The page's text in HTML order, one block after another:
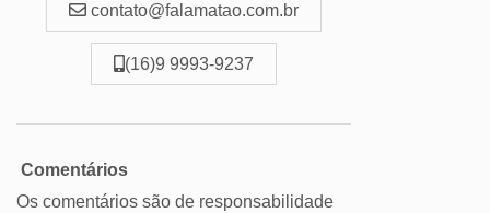
contato@falamatao.com.br
(16)9 9993-9237
Comentários
Os comentários são de responsabilidade